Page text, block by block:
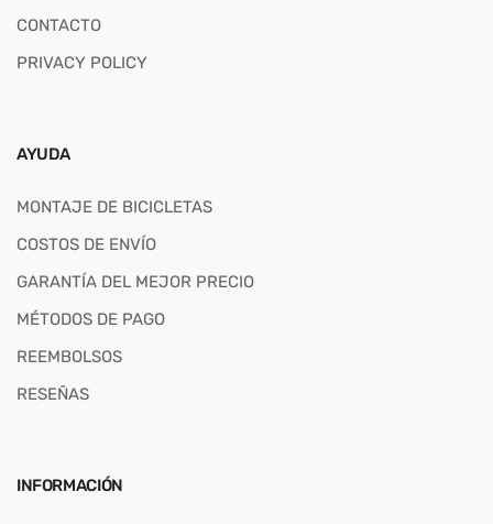
CONTACTO
PRIVACY POLICY
AYUDA
MONTAJE DE BICICLETAS
COSTOS DE ENVÍO
GARANTÍA DEL MEJOR PRECIO
MÉTODOS DE PAGO
REEMBOLSOS
RESEÑAS
INFORMACIÓN